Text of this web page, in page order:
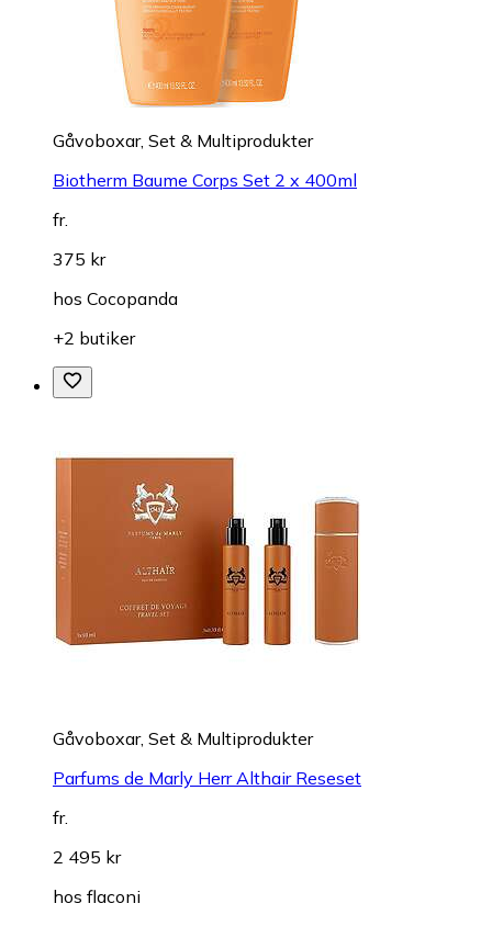
Gåvoboxar, Set & Multiprodukter
Biotherm Baume Corps Set 2 x 400ml
fr.
375 kr
hos Cocopanda
+2 butiker
Gåvoboxar, Set & Multiprodukter
Parfums de Marly Herr Althair Reseset
fr.
2 495 kr
hos flaconi